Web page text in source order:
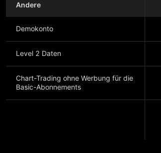
Andere
Demokonto
Level 2 Daten
Chart-Trading ohne Werbung für die
Basic-Abonnements